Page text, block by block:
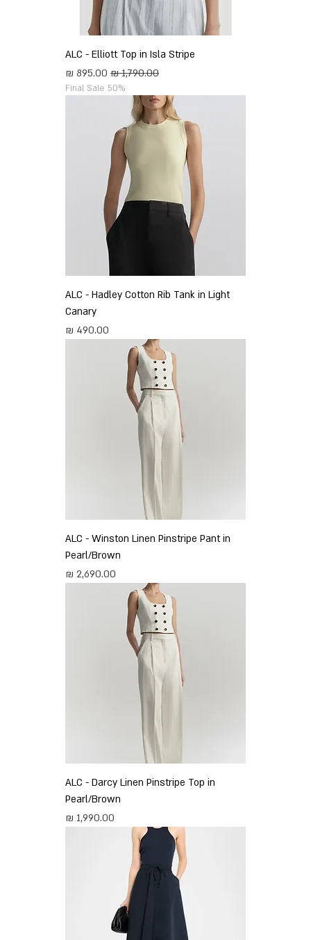
ALC - Elliott Top in Isla Stripe
מחיר רגיל
מחיר מבצע
Final Sale 50%
ALC - Hadley Cotton Rib Tank in Light
Canary
מחיר
ALC - Winston Linen Pinstripe Pant in
Pearl/Brown
מחיר
ALC - Darcy Linen Pinstripe Top in
Pearl/Brown
מחיר